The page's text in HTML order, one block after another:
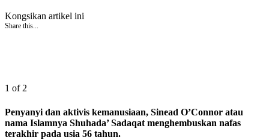
Kongsikan artikel ini
Share this...
1 of 2
Penyanyi dan aktivis kemanusiaan, Sinead O’Connor atau
nama Islamnya Shuhada’ Sadaqat menghembuskan nafas
terakhir pada usia 56 tahun.